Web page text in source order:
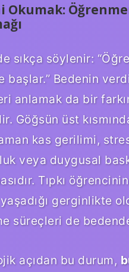
Okumak:
sıkça söylenir:
başlar.” Bedenin
anlamak da bir
Göğsün üst
kas gerilimi,
veya duygusal
Tıpkı
gerginlikte
süreçleri de
açıdan bu durum,